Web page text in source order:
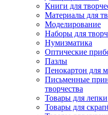
Книги для
Материалы для
Моделирование
Наборы для
Нумизматика
Оптические
Пазлы
Пенокартон для
Письменные
творчества
Товары для лепки
Товары для